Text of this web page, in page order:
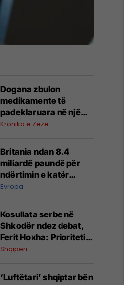
​Dogana zbulon
medikamente të
padeklaruara në një
autobus në PKK Dheu i
Kronika e Zezë
Britania ndan 8.4
miliardë paundë për
ndërtimin e katër
nëndetëseve me fuqi
Evropa
Kosullata serbe në
Shkodër ndez debat,
Ferit Hoxha: Prioriteti
ynë, Lugina e
Shqipëri
‘Luftëtari’ shqiptar bën